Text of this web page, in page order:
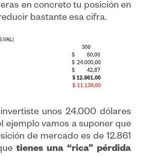
en concreto tu posición en
bastante esa cifra.
unos 24.000 dólares
ejemplo vamos a suponer que
de mercado es de 12.861
tienes una “rica” pérdida